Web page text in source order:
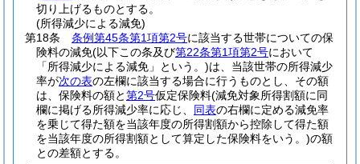
切り上げるものとする。
(所得減少による減免)
第18条
条例第45条第1項第2号に該当する世帯についての保
険料の減免(以下この条及び第22条第1項第2号において
「所得減少による減免」という。)は、当該世帯の所得減少
率が次の表の左欄に該当する場合に行うものとし、その額
は、保険料の額と第2号仮定保険料(減免対象所得割額に同
欄に掲げる所得減少率に応じ、 同表の右欄に定める減免率
を乗じて得た額を当該年度の所得割額から控除して得た額
を当該年度の所得割額として算定した保険料をいう。)の額
との差額とする。